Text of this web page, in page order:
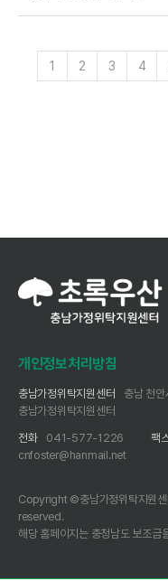
1 2 3 4
개인정보처리방침
충남가정위탁지원센터
충남 천
충남가정위탁지원센터
전화
041-577-1226 팩
cnfoster@hanmail.net
Copyright ©충남가정위탁지원
reserved.
해당 홈페이지는 충청남도 보조금